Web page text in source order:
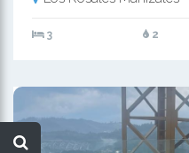
3 2